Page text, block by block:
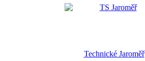
Technické Jaroměř